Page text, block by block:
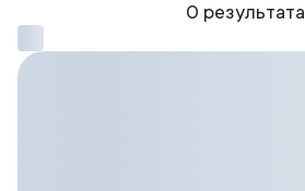
0 результата